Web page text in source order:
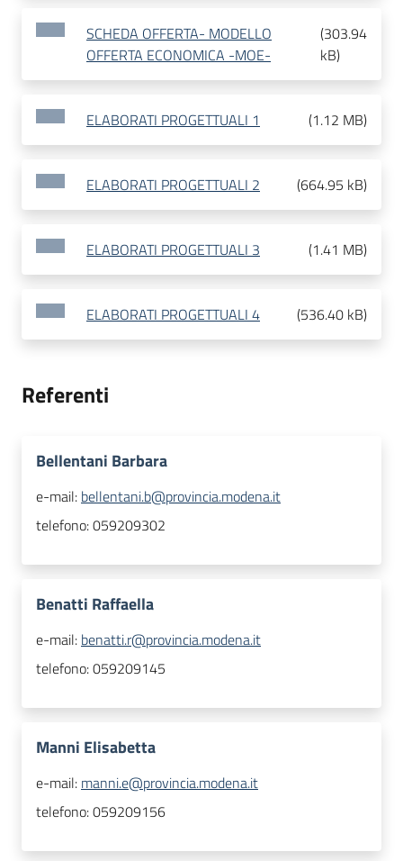
SCHEDA OFFERTA- MODELLO
OFFERTA ECONOMICA -MOE-
(303.94
kB)
ELABORATI PROGETTUALI 1 (1.12 MB)
ELABORATI PROGETTUALI 2 (664.95 kB)
ELABORATI PROGETTUALI 3 (1.41 MB)
ELABORATI PROGETTUALI 4 (536.40 kB)
Referenti
Bellentani Barbara
e-mail: bellentani.b@provincia.modena.it
telefono:059209302
Benatti Raffaella
e-mail: benatti.r@provincia.modena.it
telefono:059209145
Manni Elisabetta
e-mail: manni.e@provincia.modena.it
telefono:059209156